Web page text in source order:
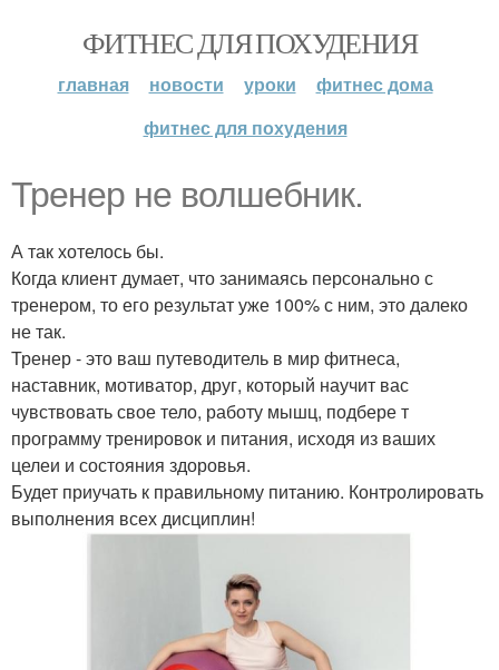
ФИТНЕС ДЛЯ ПОХУДЕНИЯ
главная новости уроки
фитнес дома
фитнес для похудения
Тренер не волшебник.
А так хотелось бы.
Когда клиент думает, что занимаясь персонально с
тренером, то его результат уже 100% с ним, это далеко
не так.
Тренер - это ваш путеводитель в мир фитнеса,
наставник, мотиватор, друг, который научит вас
чувствовать свое тело, работу мышц, подбере т
программу тренировок и питания, исходя из ваших
целеи и состояния здоровья.
Будет приучать к правильному питанию. Контролировать
выполнения всех дисциплин!